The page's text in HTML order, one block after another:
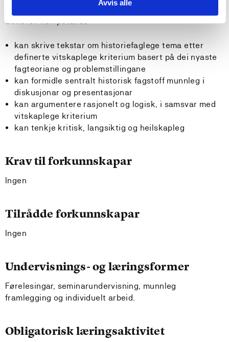
Avvis alle
Generell kompetanse
kan skrive tekstar om historiefaglege tema etter
definerte vitskaplege kriterium basert på dei nyaste
fagteoriane og problemstillingane
kan formidle sentralt historisk fagstoff munnleg i
diskusjonar og presentasjonar
kan argumentere rasjonelt og logisk, i samsvar med
vitskaplege kriterium
kan tenkje kritisk, langsiktig og heilskapleg
Krav til forkunnskapar
Ingen
Tilrådde forkunnskapar
Ingen
Undervisnings- og læringsformer
Førelesingar, seminarundervisning, munnleg
framlegging og individuelt arbeid.
Obligatorisk læringsaktivitet